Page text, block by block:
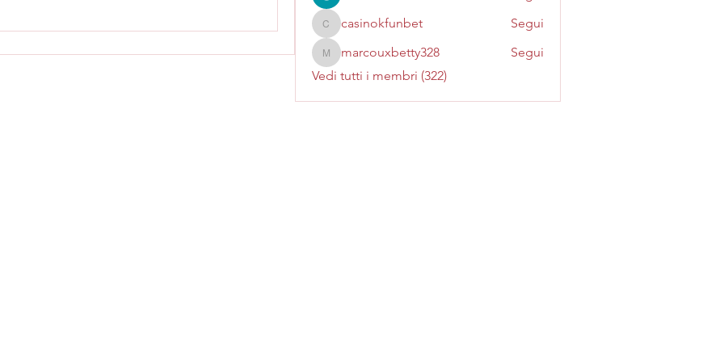
casinokfunbet
casinokfunbet Segui
marcouxbetty328
marcouxbetty328
Segui
Vedi tutti i membri (322)